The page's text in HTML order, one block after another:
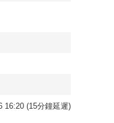
16:20 (15分鐘延遲)